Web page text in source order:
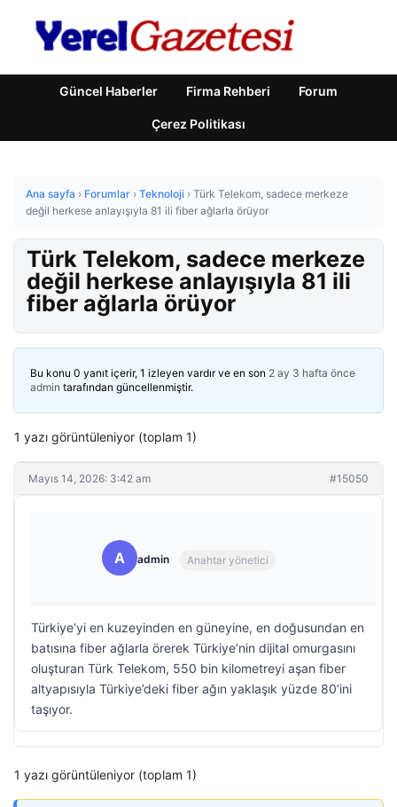
Güncel Haberler Firma Rehberi Forum
Çerez Politikası
Ana sayfa › Forumlar › Teknoloji › Türk Telekom, sadece merkeze
değil herkese anlayışıyla 81 ili fiber ağlarla örüyor
Türk Telekom, sadece merkeze
değil herkese anlayışıyla 81 ili
fiber ağlarla örüyor
Bu konu 0 yanıt içerir, 1 izleyen vardır ve en son 2 ay 3 hafta önce
admin tarafından güncellenmiştir.
1 yazı görüntüleniyor (toplam 1)
Mayıs 14, 2026: 3:42 am #15050
A admin Anahtar yönetici
Türkiye’yi en kuzeyinden en güneyine, en doğusundan en
batısına fiber ağlarla örerek Türkiye’nin dijital omurgasını
oluşturan Türk Telekom, 550 bin kilometreyi aşan fiber
altyapısıyla Türkiye’deki fiber ağın yaklaşık yüzde 80’ini
taşıyor.
1 yazı görüntüleniyor (toplam 1)